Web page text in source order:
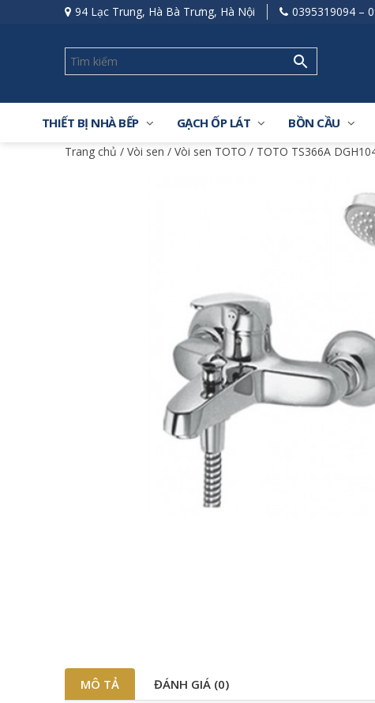
94 Lạc Trung, Hà Bà Trưng, Hà Nội 0395319094 –
THIẾT BỊ NHÀ BẾP GẠCH ỐP LÁT BỒN CẦU
Trang chủ / Vòi sen / Vòi sen TOTO / TOTO TS366A
MÔ TẢ ĐÁNH GIÁ (0)